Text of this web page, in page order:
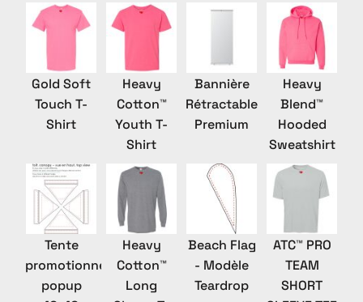
Gold Soft
Touch T-
Shirt
Heavy
Cotton™
Youth T-
Shirt
Bannière
Rétractable
Premium
Heavy
Blend™
Hooded
Sweatshirt
Tente
promotionnelle
popup
Heavy
Cotton™
Long
Beach Flag
- Modèle
Teardrop
ATC™ PRO
TEAM
SHORT